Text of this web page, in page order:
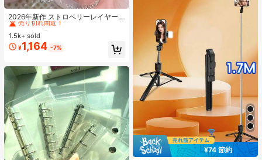
2026年新作 ストロベリーレイヤー
ケーキ シリコンスクイーズトイ 1
個、厚手&ソフト、学生、誕生日、
サプライズ、ホリデー、カップル、
クリスマス、ゲーマー、ストレス解
#1 ベストセラー
売り切れ間近！
#1 ベストセラー
売り切れ間近！
#1 ベストセラー
売り切れ間近！
#1 ベストセラー
に シリコーン ティーンエイジャー向けのノベルティ＆ギャグおもちゃ
1.5k+ sold
¥1,164 -7%
¥74 節約